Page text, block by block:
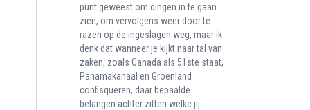
punt geweest om dingen in te gaan
zien, om vervolgens weer door te
razen op de ingeslagen weg, maar ik
denk dat wanneer je kijkt naar tal van
zaken, zoals Canada als 51ste staat,
Panamakanaal en Groenland
confisqueren, daar bepaalde
belangen achter zitten welke jij